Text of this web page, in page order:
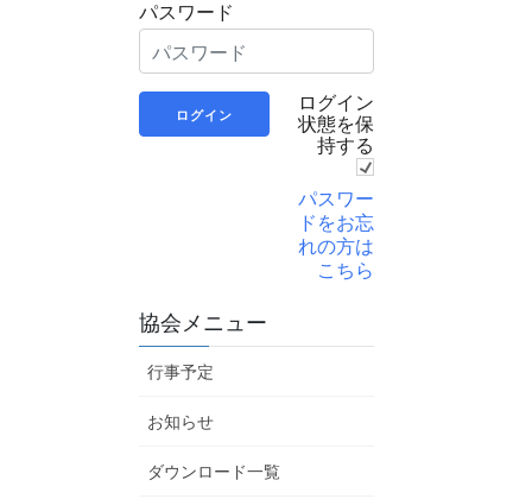
パスワード
ログイン
状態を保
持する
パスワー
ドをお忘
れの方は
こちら
協会メニュー
行事予定
お知らせ
ダウンロード一覧